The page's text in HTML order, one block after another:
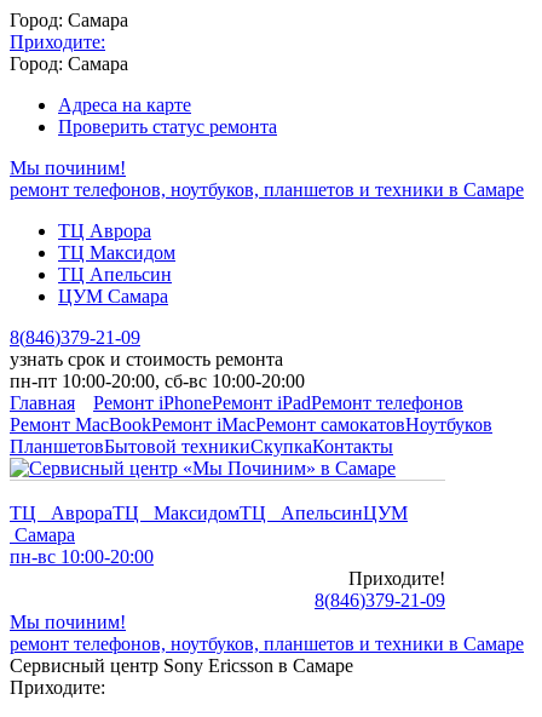
Город: Самара
Приходите:
Город: Самара
Адреса на карте
Проверить статус ремонта
Мы починим!
ремонт телефонов, ноутбуков, планшетов и техники в Самаре
ТЦ Аврора
ТЦ Максидом
ТЦ Апельсин
ЦУМ Самара
8(846)379-21-09
узнать срок и стоимость ремонта
пн-пт 10:00-20:00, сб-вс 10:00-20:00
Главная
Ремонт iPhoneРемонт iPadРемонт телефонов
Ремонт MacBookРемонт iMacРемонт самокатовНоутбуков
ПланшетовБытовой техникиСкупкаКонтакты
ТЦ АврораТЦ МаксидомТЦ АпельсинЦУМ
Самара
пн-вс 10:00-20:00
Приходите!
8(846)379-21-09
Мы починим!
ремонт телефонов, ноутбуков, планшетов и техники в Самаре
Сервисный центр Sony Ericsson в Самаре
Приходите: